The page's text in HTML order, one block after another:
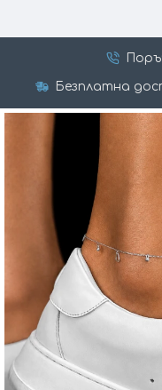
Безплатна